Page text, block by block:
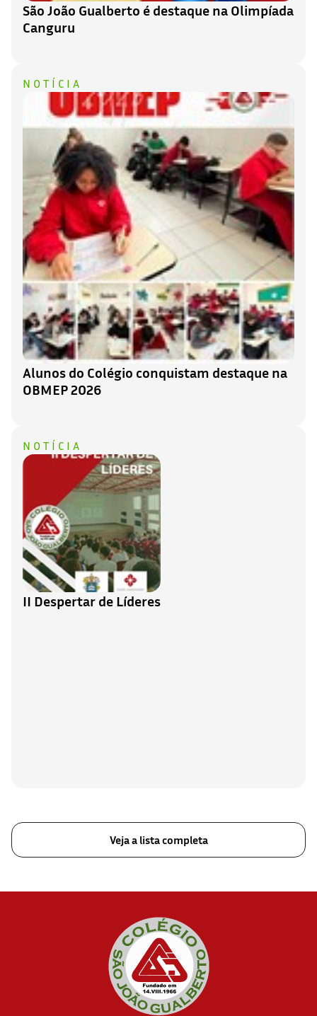
São João Gualberto é destaque na Olimpíada
Canguru
NOTÍCIA
Alunos do Colégio conquistam destaque na
OBMEP 2026
NOTÍCIA
II Despertar de Líderes
Veja a lista completa